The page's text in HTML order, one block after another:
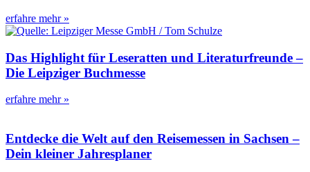
erfahre mehr »
Das Highlight für Leseratten und Literaturfreunde –
Die Leipziger Buchmesse
erfahre mehr »
Entdecke die Welt auf den Reisemessen in Sachsen –
Dein kleiner Jahresplaner